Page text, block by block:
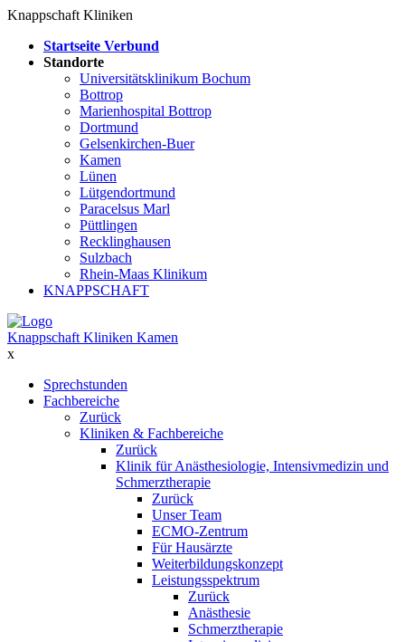
Knappschaft Kliniken
Startseite Verbund
Standorte
Universitätsklinikum Bochum
Bottrop
Marienhospital Bottrop
Dortmund
Gelsenkirchen-Buer
Kamen
Lünen
Lütgendortmund
Paracelsus Marl
Püttlingen
Recklinghausen
Sulzbach
Rhein-Maas Klinikum
KNAPPSCHAFT
Knappschaft Kliniken Kamen
x
Sprechstunden
Fachbereiche
Zurück
Kliniken & Fachbereiche
Zurück
Klinik für Anästhesiologie, Intensivmedizin und
Schmerztherapie
Zurück
Unser Team
ECMO-Zentrum
Für Hausärzte
Weiterbildungskonzept
Leistungsspektrum
Zurück
Anästhesie
Schmerztherapie